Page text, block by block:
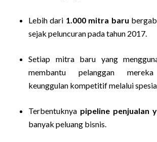
Lebih dari 1.000 mitra baru
sejak peluncuran pada tahun 2017.
Setiap mitra baru yang
membantu pelanggan mereka
keunggulan kompetitif melalui
Terbentuknya pipeline penjualan
banyak peluang bisnis.